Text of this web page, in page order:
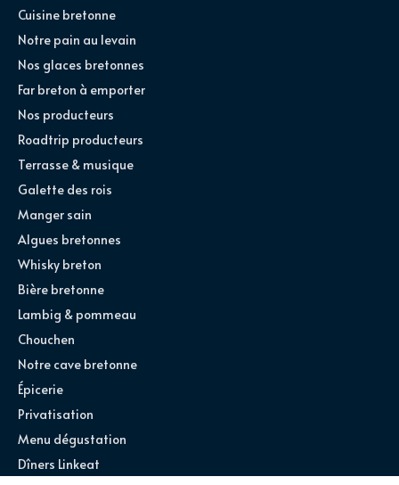
Cuisine bretonne
Notre pain au levain
Nos glaces bretonnes
Far breton à emporter
Nos producteurs
Roadtrip producteurs
Terrasse & musique
Galette des rois
Manger sain
Algues bretonnes
Whisky breton
Bière bretonne
Lambig & pommeau
Chouchen
Notre cave bretonne
Épicerie
Privatisation
Menu dégustation
Dîners Linkeat